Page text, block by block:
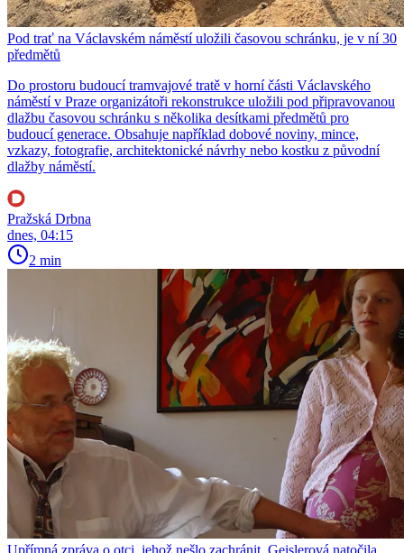
Pod trať na Václavském náměstí uložili časovou schránku, je v ní 30
předmětů
Do prostoru budoucí tramvajové tratě v horní části Václavského
náměstí v Praze organizátoři rekonstrukce uložili pod připravovanou
dlažbu časovou schránku s několika desítkami předmětů pro
budoucí generace. Obsahuje například dobové noviny, mince,
vzkazy, fotografie, architektonické návrhy nebo kostku z původní
dlažby náměstí.
Pražská Drbna
dnes, 04:15
2 min
Upřímná zpráva o otci, jehož nešlo zachránit. Geislerová natočila